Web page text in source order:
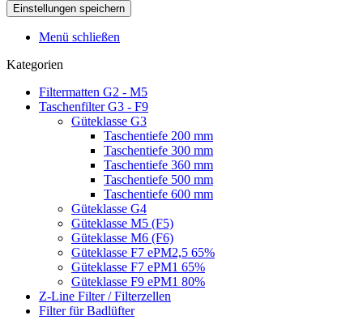
Menü schließen
Kategorien
Filtermatten G2 - M5
Taschenfilter G3 - F9
Güteklasse G3
Taschentiefe 200 mm
Taschentiefe 300 mm
Taschentiefe 360 mm
Taschentiefe 500 mm
Taschentiefe 600 mm
Güteklasse G4
Güteklasse M5 (F5)
Güteklasse M6 (F6)
Güteklasse F7 ePM2,5 65%
Güteklasse F7 ePM1 65%
Güteklasse F9 ePM1 80%
Z-Line Filter / Filterzellen
Filter für Badlüfter